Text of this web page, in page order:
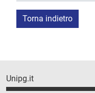
Torna indietro
Unipg.it